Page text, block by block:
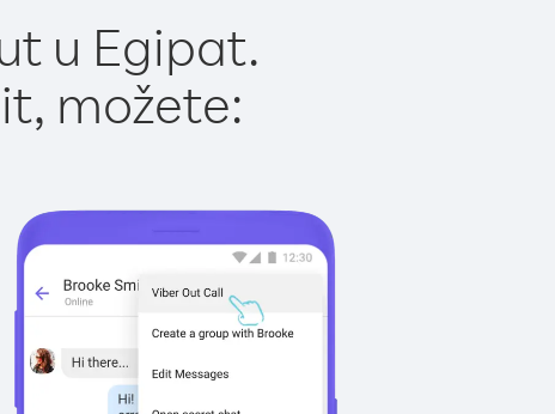
u Egipat.
možete: